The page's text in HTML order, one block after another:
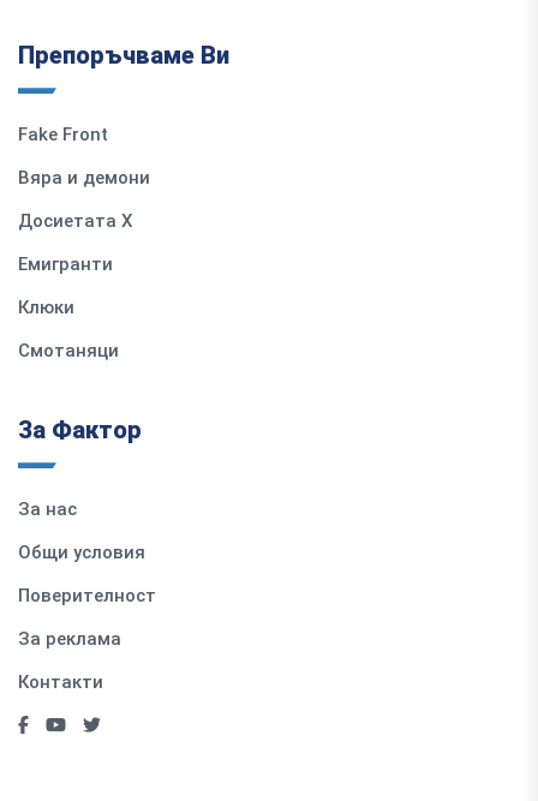
Препоръчваме Ви
Fake Front
Вяра и демони
Досиетата Х
Емигранти
Клюки
Смотаняци
За Фактор
За нас
Общи условия
Поверителност
За реклама
Контакти